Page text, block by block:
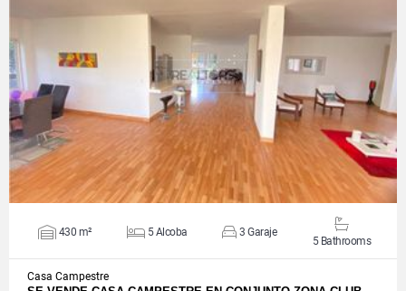
VIEW DETAILS
430 m² 5 Alcoba 3 Garaje
5 Bathrooms
Casa Campestre